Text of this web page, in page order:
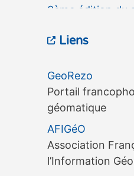
3ème édition du
Tours
OneGeo Suite, le
Tours 3ème
OneGeo Suite, le
Tours AfigéoLe
OneGeo…[...]
Liens
GeoRezo
Portail
géomatique
AFIGéO
Association
l’Information